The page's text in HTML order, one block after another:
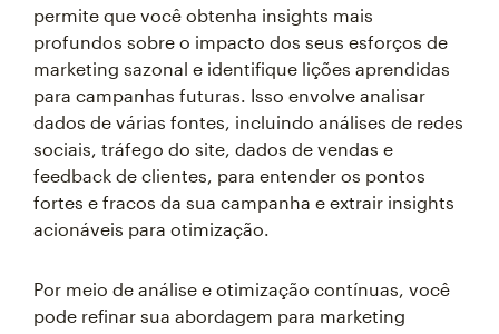
permite que você obtenha insights mais
profundos sobre o impacto dos seus esforços de
marketing sazonal e identifique lições aprendidas
para campanhas futuras. Isso envolve analisar
dados de várias fontes, incluindo análises de redes
sociais, tráfego do site, dados de vendas e
feedback de clientes, para entender os pontos
fortes e fracos da sua campanha e extrair insights
acionáveis para otimização.
Por meio de análise e otimização contínuas, você
pode refinar sua abordagem para marketing